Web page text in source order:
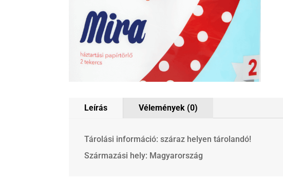
Leírás Vélemények (0)
Tárolási információ: száraz helyen tárolandó!
Származási hely: Magyarország